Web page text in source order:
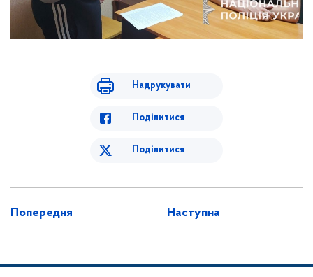
Надрукувати
Поділитися
Поділитися
Попередня Наступна